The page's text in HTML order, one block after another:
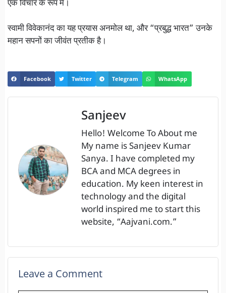
एक विचार के रूप में।
स्वामी विवेकानंद का यह प्रयास अनमोल था, और “प्रबुद्ध भारत” उनके
महान सपनों का जीवंत प्रतीक है।
Facebook Twitter Telegram WhatsApp
Sanjeev
Hello! Welcome To About me
My name is Sanjeev Kumar
Sanya. I have completed my
BCA and MCA degrees in
education. My keen interest in
technology and the digital
world inspired me to start this
website, “Aajvani.com.”
Leave a Comment